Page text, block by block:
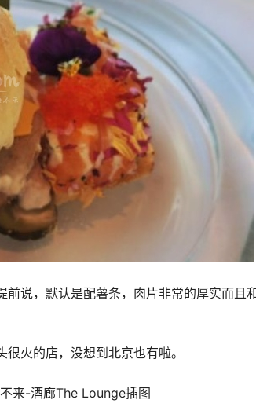
前说，默认是配薯条，肉片非常的厚实而且
火的店，没想到北京也有啦。